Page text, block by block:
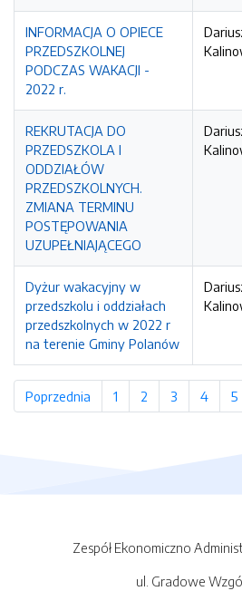
INFORMACJA O OPIECE
PRZEDSZKOLNEJ
PODCZAS WAKACJI -
2022 r.
REKRUTACJA DO
PRZEDSZKOLA I
ODDZIAŁÓW
PRZEDSZKOLNYCH.
ZMIANA TERMINU
POSTĘPOWANIA
UZUPEŁNIAJĄCEGO
Dyżur wakacyjny w
przedszkolu i oddziałach
przedszkolnych w 2022 r
na terenie Gminy Polanów
Poprzednia strona
1 strona
2 strona
3 strona
4 strona
5
Zespół Ekonomiczno
ul. Gradowe